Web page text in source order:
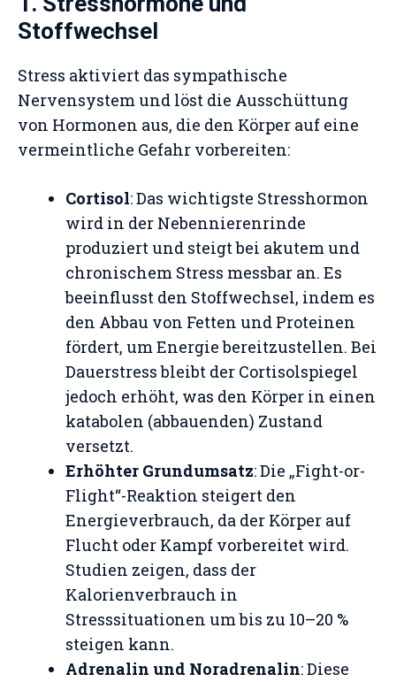
Stoffwechsel
Stress aktiviert das sympathische
Nervensystem und löst die Ausschüttung
von Hormonen aus, die den Körper auf eine
vermeintliche Gefahr vorbereiten:
Cortisol: Das wichtigste Stresshormon
wird in der Nebennierenrinde
produziert und steigt bei akutem und
chronischem Stress messbar an. Es
beeinflusst den Stoffwechsel, indem es
den Abbau von Fetten und Proteinen
fördert, um Energie bereitzustellen. Bei
Dauerstress bleibt der Cortisolspiegel
jedoch erhöht, was den Körper in einen
katabolen (abbauenden) Zustand
versetzt.
Erhöhter Grundumsatz: Die „Fight-or-
Flight“-Reaktion steigert den
Energieverbrauch, da der Körper auf
Flucht oder Kampf vorbereitet wird.
Studien zeigen, dass der
Kalorienverbrauch in
Stresssituationen um bis zu 10–20 %
steigen kann.
Adrenalin und Noradrenalin: Diese